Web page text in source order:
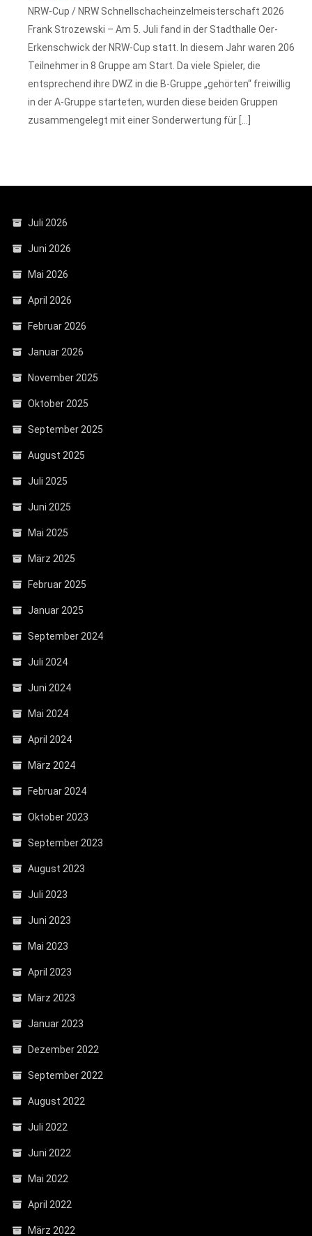
NRW-Cup / NRW Schnellschacheinzelmeisterschaft 2026
Frank Strozewski – Am 5. Juli fand in der Stadthalle Oer-
Erkenschwick der NRW-Cup statt. In diesem Jahr waren 206
Teilnehmer in 8 Gruppe am Start. Da viele Spieler, die
entsprechend ihre DWZ in die B-Gruppe „gehörten“ freiwillig
in der A-Gruppe starteten, wurden diese beiden Gruppen
zusammengelegt mit einer Sonderwertung für […]
Juli 2026
Juni 2026
Mai 2026
April 2026
Februar 2026
Januar 2026
November 2025
Oktober 2025
September 2025
August 2025
Juli 2025
Juni 2025
Mai 2025
März 2025
Februar 2025
Januar 2025
September 2024
Juli 2024
Juni 2024
Mai 2024
April 2024
März 2024
Februar 2024
Oktober 2023
September 2023
August 2023
Juli 2023
Juni 2023
Mai 2023
April 2023
März 2023
Januar 2023
Dezember 2022
September 2022
August 2022
Juli 2022
Juni 2022
Mai 2022
April 2022
März 2022